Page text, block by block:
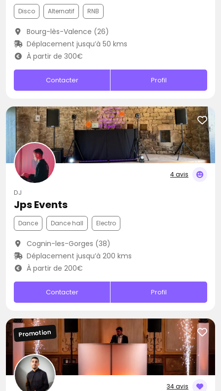
Disco Alternatif RNB
Bourg-lès-Valence (26)
Déplacement jusqu’à 50 kms
À partir de 300€
Contacter Profil
4 avis
DJ
Jps Events
Dance Dance hall Electro
Cognin-les-Gorges (38)
Déplacement jusqu’à 200 kms
À partir de 200€
Contacter Profil
34 avis
Promotion